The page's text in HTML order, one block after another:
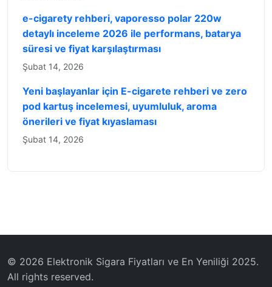
e-cigarety rehberi, vaporesso polar 220w
detaylı inceleme 2026 ile performans, batarya
süresi ve fiyat karşılaştırması
Şubat 14, 2026
Yeni başlayanlar için E-cigarete rehberi ve zero
pod kartuş incelemesi, uyumluluk, aroma
önerileri ve fiyat kıyaslaması
Şubat 14, 2026
© 2026 Elektronik Sigara Fiyatları ve En Yeniliği 2025.
All rights reserved.